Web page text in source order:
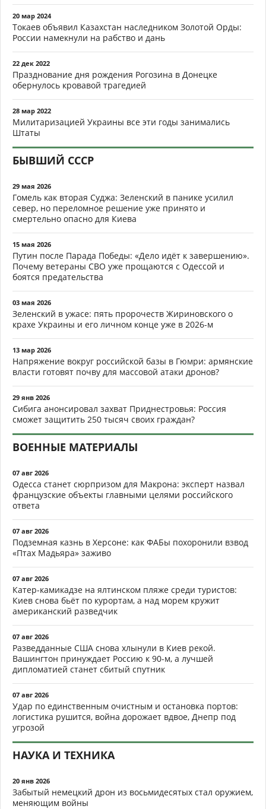
20 мар 2024
Токаев объявил Казахстан наследником Золотой Орды:
России намекнули на рабство и дань
22 дек 2022
Празднование дня рождения Рогозина в Донецке
обернулось кровавой трагедией
28 мар 2022
Милитаризацией Украины все эти годы занимались
Штаты
БЫВШИЙ СССР
29 мая 2026
Гомель как вторая Суджа: Зеленский в панике усилил
север, но переломное решение уже принято и
смертельно опасно для Киева
15 мая 2026
Путин после Парада Победы: «Дело идёт к завершению».
Почему ветераны СВО уже прощаются с Одессой и
боятся предательства
03 мая 2026
Зеленский в ужасе: пять пророчеств Жириновского о
крахе Украины и его личном конце уже в 2026-м
13 мар 2026
Напряжение вокруг российской базы в Гюмри: армянские
власти готовят почву для массовой атаки дронов?
29 янв 2026
Сибига анонсировал захват Приднестровья: Россия
сможет защитить 250 тысяч своих граждан?
ВОЕННЫЕ МАТЕРИАЛЫ
07 авг 2026
Одесса станет сюрпризом для Макрона: эксперт назвал
французские объекты главными целями российского
ответа
07 авг 2026
Подземная казнь в Херсоне: как ФАБы похоронили взвод
«Птах Мадьяра» заживо
07 авг 2026
Катер-камикадзе на ялтинском пляже среди туристов:
Киев снова бьёт по курортам, а над морем кружит
американский разведчик
07 авг 2026
Разведданные США снова хлынули в Киев рекой.
Вашингтон принуждает Россию к 90-м, а лучшей
дипломатией станет сбитый спутник
07 авг 2026
Удар по единственным очистным и остановка портов:
логистика рушится, война дорожает вдвое, Днепр под
угрозой
НАУКА И ТЕХНИКА
20 янв 2026
Забытый немецкий дрон из восьмидесятых стал оружием,
меняющим войны